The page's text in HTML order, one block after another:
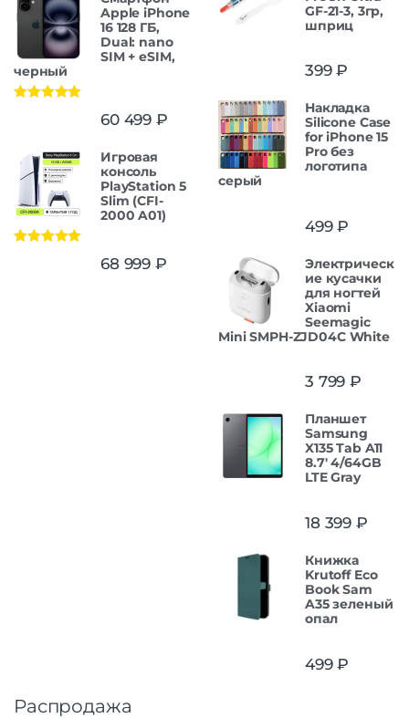
Apple iPhone
16 128 ГБ,
Dual: nano
SIM + eSIM,
черный
60 499 ₽
Игровая
консоль
PlayStation 5
Slim (CFI-
2000 A01)
68 999 ₽
GF-21-3, 3гр,
шприц
399₽
Накладка
Silicone Case
for iPhone 15
Pro без
логотипа
серый
499₽
Электрическ
ие кусачки
для ногтей
Xiaomi
Seemagic
Mini SMPH-ZJD04C White
3 799 ₽
Планшет
Samsung
X135 Tab A11
8.7' 4/64GB
LTE Gray
18 399 ₽
Книжка
Krutoff Eco
Book Sam
A35 зеленый
опал
499₽
Распродажа